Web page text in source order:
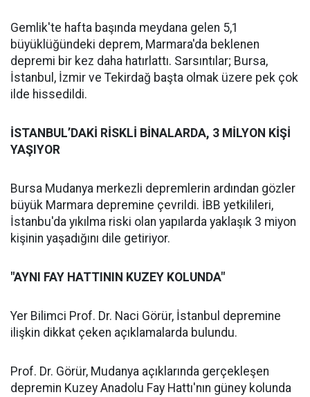
Gemlik'te hafta başında meydana gelen 5,1
büyüklüğündeki deprem, Marmara'da beklenen
depremi bir kez daha hatırlattı. Sarsıntılar; Bursa,
İstanbul, İzmir ve Tekirdağ başta olmak üzere pek çok
ilde hissedildi.
İSTANBUL’DAKİ RİSKLİ BİNALARDA, 3 MİLYON KİŞİ
YAŞIYOR
Bursa Mudanya merkezli depremlerin ardından gözler
büyük Marmara depremine çevrildi. İBB yetkilileri,
İstanbu'da yıkılma riski olan yapılarda yaklaşık 3 miyon
kişinin yaşadığını dile getiriyor.
"AYNI FAY HATTININ KUZEY KOLUNDA"
Yer Bilimci Prof. Dr. Naci Görür, İstanbul depremine
ilişkin dikkat çeken açıklamalarda bulundu.
Prof. Dr. Görür, Mudanya açıklarında gerçekleşen
depremin Kuzey Anadolu Fay Hattı'nın güney kolunda